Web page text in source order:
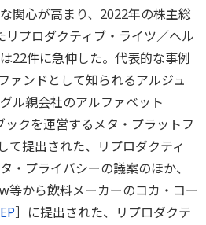
関心が高まり、2022年の株主総
リプロダクティブ・ライツ／ヘル
22件に急伸した。代表的な事例
ァンドとして知られるアルジュ
ル親会社のアルファベット
ックを運営するメタ・プラットフ
て提出された、リプロダクティ
・プライバシーの議案のほか、
等から飲料メーカーのコカ・コー
］に提出された、リプロダクテ